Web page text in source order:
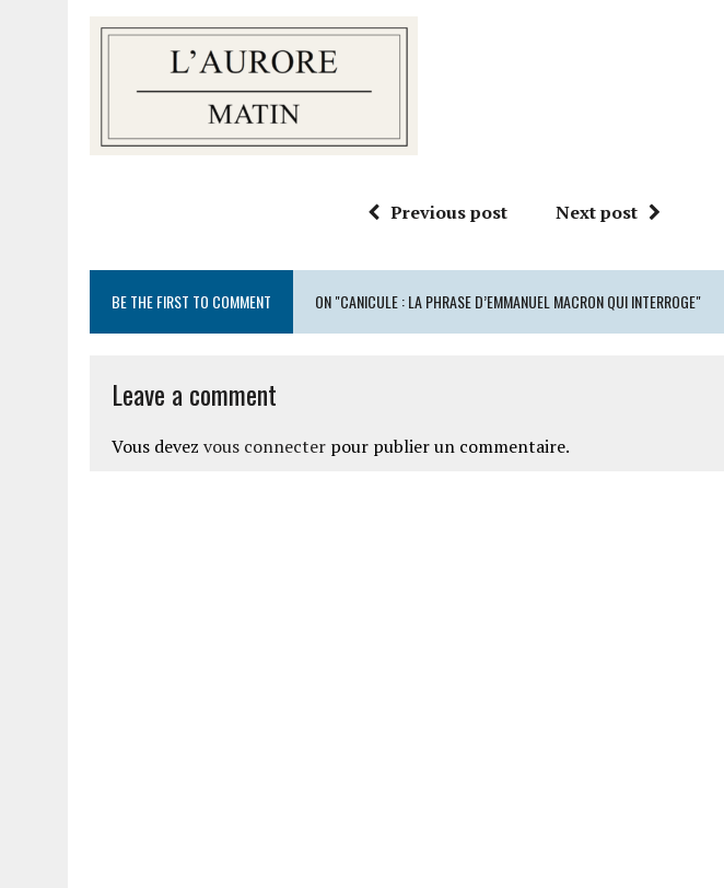
Previous post Next post
BE THE FIRST TO COMMENT ON "CANICULE : LA PHRASE D’EMMANUEL MACRON QUI INTERROGE"
Leave a comment
Vous devez vous connecter pour publier un commentaire.